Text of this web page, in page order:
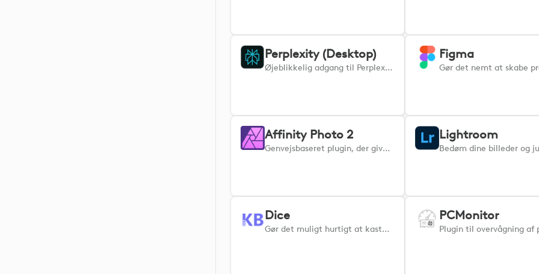
Perplexity (Desktop)
Øjeblikkelig adgang til Perplexity-handlinger lige der, hvor du har brug for dem.
Figma
Affinity Photo 2
Genvejsbaseret plugin, der giver brugerne adgang til de mest almindelige kommandoer i Affinity Photo.
Lightroom
Dice
Gør det muligt hurtigt at kaste virtuelle terninger.
PCMonitor